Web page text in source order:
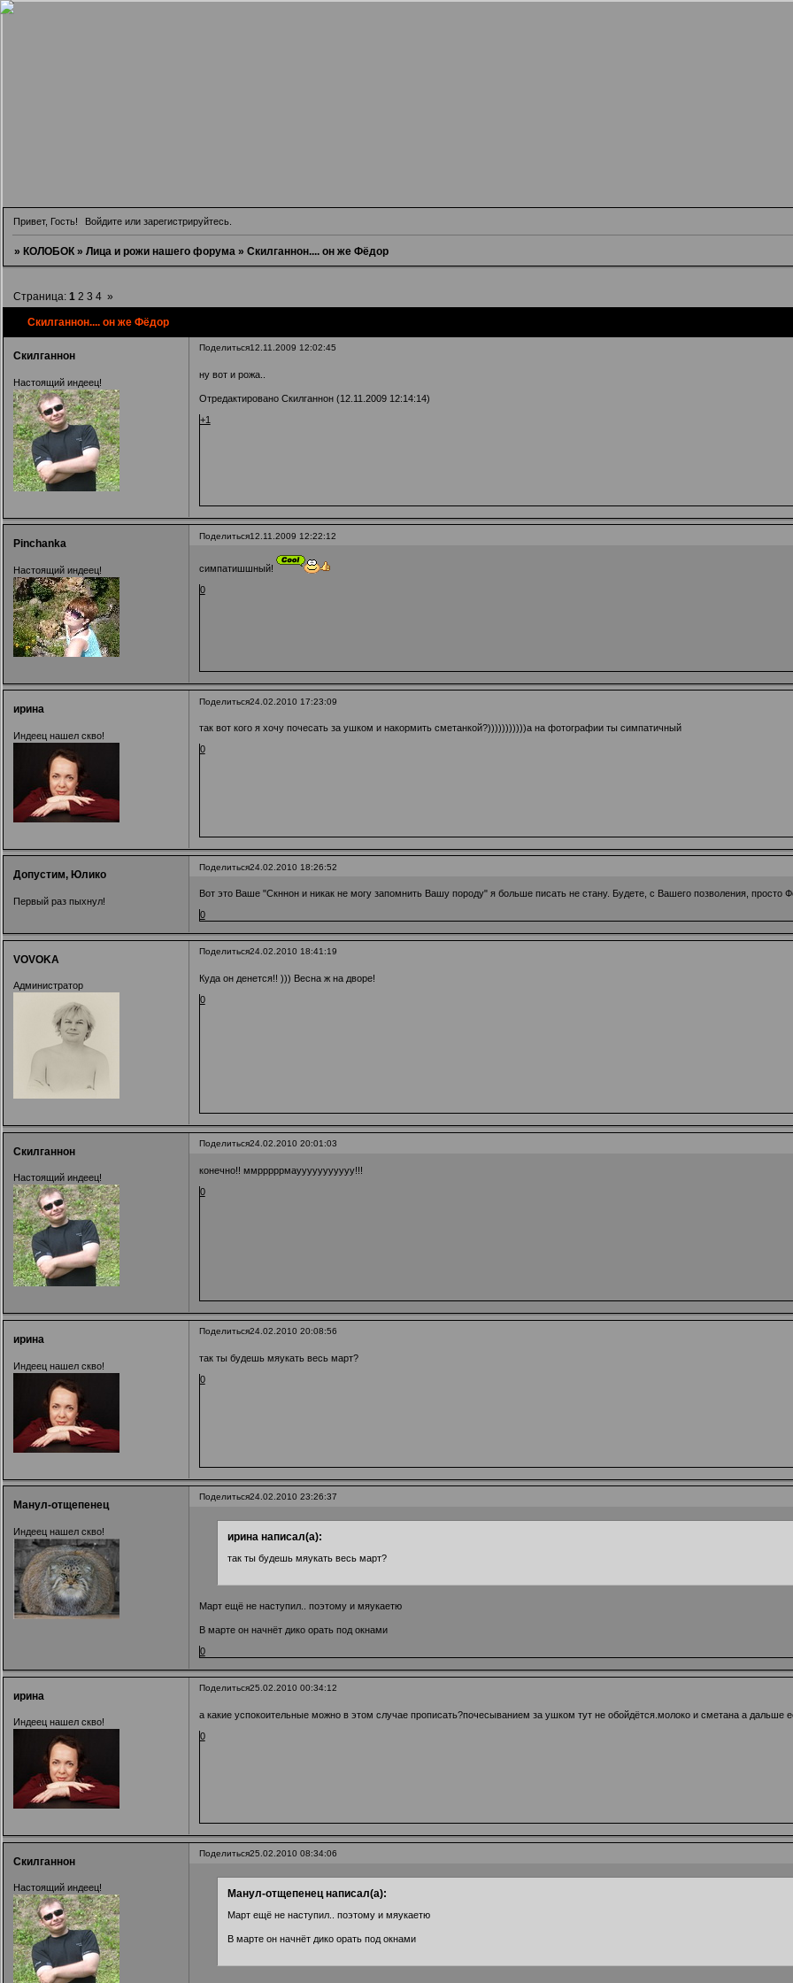
Привет, Гость! Войдите илизарегистрируйтесь
» КОЛОБОК » Лица и рожи нашего форума » Скилганнон.... он же Фёдор
Скилганнон.... он же Фёдор
Страница: 1 2 3 4 »
Поделиться12.11.2009 12:02:45
Скилганнон
Настоящий индеец!
ну вот и рожа..
Отредактировано Скилганнон (12.11.2009 12:14:14)
+1
Поделиться12.11.2009 12:22:12
Pinchanka
Настоящий индеец!
симпатишшный!
0
Поделиться24.02.2010 17:23:09
ирина
Индеец нашел скво!
так вот кого я хочу почесать за ушком и накормить сметанкой?)))))))))))а на фотографии ты симпатичный
0
Поделиться24.02.2010 18:26:52
Допустим, Юлико
Первый раз пыхнул!
Вот это Ваше "Скннон и никак не могу запомнить Вашу породу" я больше писать не стану. Будете, с Вашего позволения, просто
0
Поделиться24.02.2010 18:41:19
VOVOKA
Администратор
Куда он денется!! ))) Весна ж на дворе!
0
Поделиться24.02.2010 20:01:03
Скилганнон
Настоящий индеец!
конечно!! ммрррррмаууууууууууу!!!
0
Поделиться24.02.2010 20:08:56
ирина
Индеец нашел скво!
так ты будешь мяукать весь март?
0
Поделиться24.02.2010 23:26:37
Манул-отщепенец
Индеец нашел скво! ирина написал(а):
так ты будешь мяукать весь март?
Март ещё не наступил.. поэтому и мяукаетю
В марте он начнёт дико орать под окнами
0
Поделиться25.02.2010 00:34:12
ирина
Индеец нашел скво!
а какие успокоительные можно в этом случае прописать?почесыванием за ушком тут не обойдётся.молоко и сметана а дальше
0
Поделиться25.02.2010 08:34:06
Скилганнон
Настоящий индеец! Манул-отщепенец написал(а):
Март ещё не наступил.. поэтому и мяукаетю
В марте он начнёт дико орать под окнами